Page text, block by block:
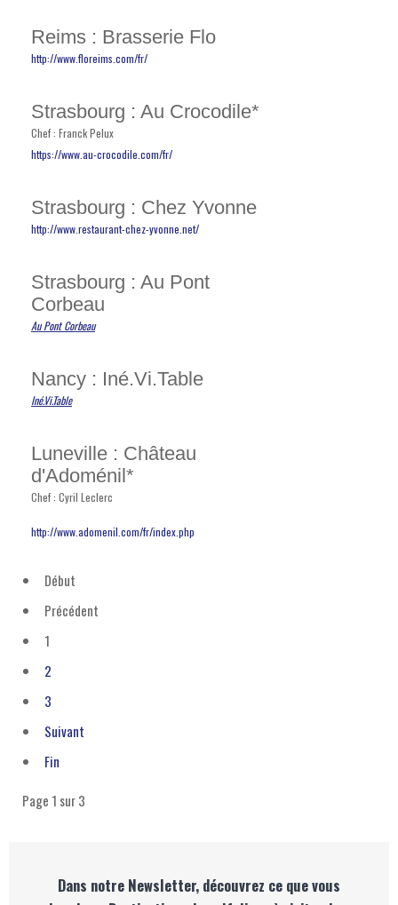
Reims : Brasserie Flo
http://www.floreims.com/fr/
Strasbourg : Au Crocodile*
Chef : Franck Pelux
https://www.au-crocodile.com/fr/
Strasbourg : Chez Yvonne
http://www.restaurant-chez-yvonne.net/
Strasbourg : Au Pont
Corbeau
Au Pont Corbeau
Nancy : Iné.Vi.Table
Iné.Vi.Table
Luneville : Château
d'Adoménil*
Chef : Cyril Leclerc
http://www.adomenil.com/fr/index.php
Début
Précédent
1
2
3
Suivant
Fin
Page 1 sur 3
Dans notre Newsletter, découvrez ce que vous